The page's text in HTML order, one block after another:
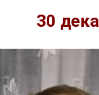
30